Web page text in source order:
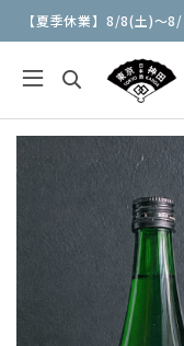
【夏季休業】8/8(土)〜